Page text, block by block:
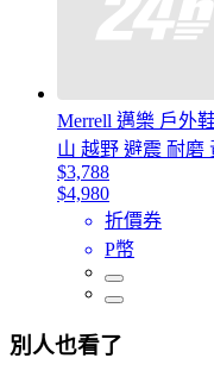
Merrell 邁樂 戶外
山 越野 避震 耐磨
$3,788
$4,980
折價券
P幣
別人也看了